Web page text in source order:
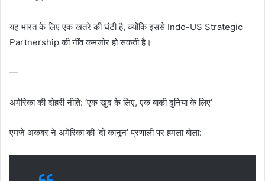
यह भारत के लिए एक खतरे की घंटी है, क्योंकि इससे Indo-US Strategic
Partnership की नींव कमजोर हो सकती है।
—
अमेरिका की दोहरी नीति: ‘एक खुद के लिए, एक बाकी दुनिया के लिए’
एमजे अकबर ने अमेरिका की ‘दो कानून’ प्रणाली पर हमला बोला: